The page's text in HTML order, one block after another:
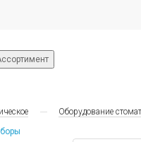
Оборудование